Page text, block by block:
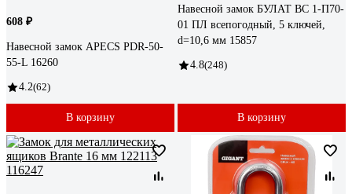
608 ₽
Навесной замок APECS PDR-50-
55-L 16260
4.2(62)
В корзину
Навесной замок БУЛАТ ВС 1-П70-
01 ПЛ всепогодный, 5 ключей,
d=10,6 мм 15857
4.8(248)
В корзину